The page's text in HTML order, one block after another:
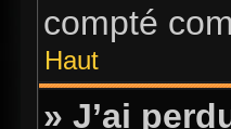
compté
Haut
» J’ai